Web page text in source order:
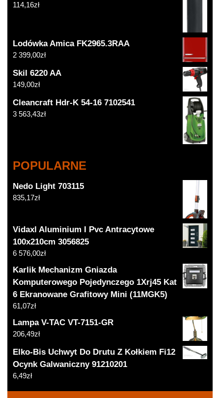
114,16zł
Lodówka Amica FK2965.3RAA
2 399,00zł
Skil 6220 AA
149,00zł
Cleancraft Hdr-K 54-16 7102541
3 563,43zł
POPULARNE
Nedo Light 703115
835,17zł
Vidaxl Aluminium I Pvc Antracytowe
100x210cm 3056825
6 576,00zł
Karlik Mechanizm Gniazda
Komputerowego Pojedynczego 1Xrj45 Kat
6 Ekranowane Grafitowy Mini (11MGK5)
61,07zł
Lampa V-TAC VT-7151-GR
206,49zł
Elko-Bis Uchwyt Do Drutu Z Kołkiem Fi12
Ocynk Galwaniczny 91210201
6,49zł